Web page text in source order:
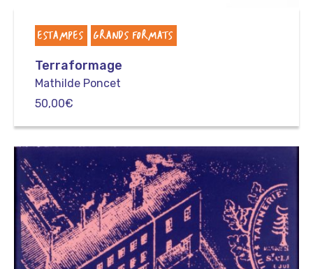
ESTAMPES GRANDS FORMATS
Terraformage
Mathilde Poncet
50,00€